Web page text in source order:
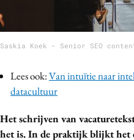
Customer Experience
Data & Insights
Design
Diversiteit
Gedragsverandering
Saskia Koek - Senior SEO
Lees ook:Van intuïtie naar
datacultuur
Het schrijven van
het is. In de praktijk blijkt het